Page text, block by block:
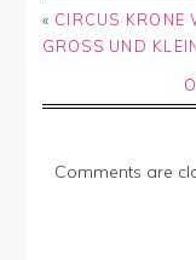
« CIRCUS KRONE
GROSS UND KLEIN
Comments are